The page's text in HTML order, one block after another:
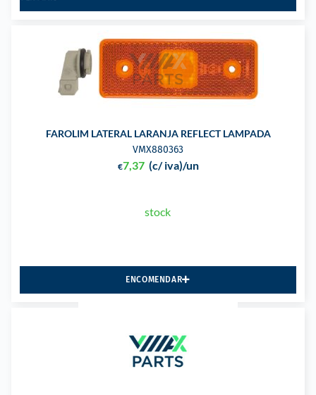
FAROLIM LATERAL LARANJA REFLECT LAMPADA
VMX880363
€7,37 (c/ iva)/un
stock
ENCOMENDAR